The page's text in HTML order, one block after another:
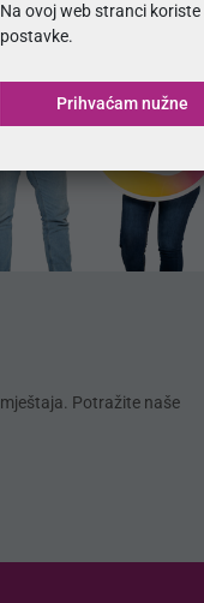
Potražite naše
Na ovoj web stranci
postavke.
Prihvaćam nužne